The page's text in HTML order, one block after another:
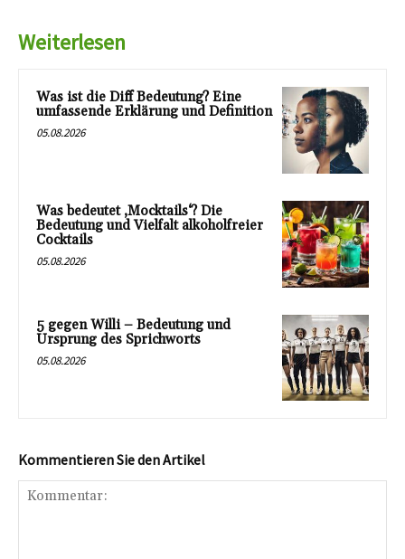
Weiterlesen
Was ist die Diff Bedeutung? Eine
umfassende Erklärung und Definition
05.08.2026
Was bedeutet ‚Mocktails‘? Die
Bedeutung und Vielfalt alkoholfreier
Cocktails
05.08.2026
5 gegen Willi – Bedeutung und
Ursprung des Sprichworts
05.08.2026
Kommentieren Sie den Artikel